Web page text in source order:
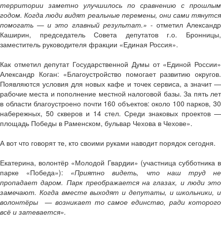
территории заметно улучшилось по сравнению с прошлым
годом. Когда люди видят реальные перемены, они сами тянутся
помогать — и это главный результат.» - отметил Александр
Каширин, председатель Совета депутатов г.о. Бронницы,
заместитель руководителя фракции «Единая Россия».
Как отметил депутат Государственной Думы от «Единой России»
Александр Коган: «Благоустройство помогает развитию округов.
Появляются условия для новых кафе и точек сервиса, а значит —
рабочие места и пополнение местной налоговой базы. За пять лет
в области благоустроено почти 160 объектов: около 100 парков, 30
набережных, 50 скверов и 14 стел. Среди знаковых проектов —
площадь Победы в Раменском, бульвар Чехова в Чехове».
А вот что говорят те, кто своими руками наводит порядок сегодня.
Екатерина, волонтёр «Молодой Гвардии» (участница субботника в
парке «Победа»): «Приятно видеть, что наш труд не
пропадает даром. Парк преображается на глазах, и люди это
замечают. Когда вместе выходят и депутаты, и школьники, и
волонтёры — возникает то самое единство, ради которого
всё и затевается».